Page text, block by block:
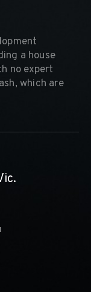
a house
no expert
which are